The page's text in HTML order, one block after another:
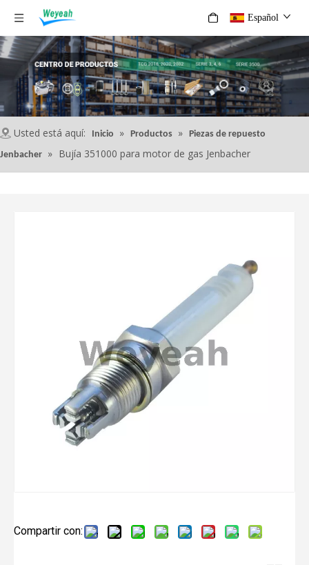
Español
Usted está aquí: Inicio » Productos » Piezas de repuesto
Jenbacher » Bujía 351000 para motor de gas Jenbacher
Compartir con: